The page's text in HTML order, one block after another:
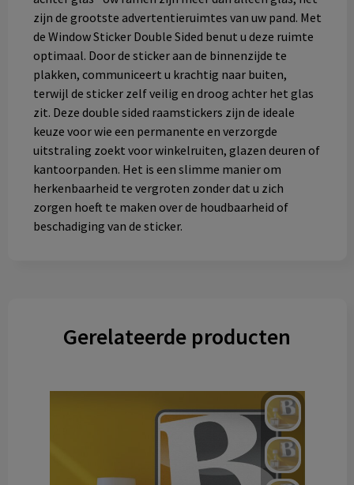
zijn de grootste advertentieruimtes van uw pand. Met
de Window Sticker Double Sided benut u deze ruimte
optimaal. Door de sticker aan de binnenzijde te
plakken, communiceert u krachtig naar buiten,
terwijl de sticker zelf veilig en droog achter het glas
zit. Deze double sided raamstickers zijn de ideale
keuze voor wie een permanente en verzorgde
uitstraling zoekt voor winkelruiten, glazen deuren of
kantoorpanden. Het is een slimme manier om
herkenbaarheid te vergroten zonder dat u zich
zorgen hoeft te maken over de houdbaarheid of
beschadiging van de sticker. ​
Gerelateerde producten